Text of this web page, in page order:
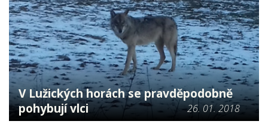
V Lužických horách se pravděpodobně
pohybují vlci
26. 01. 2018